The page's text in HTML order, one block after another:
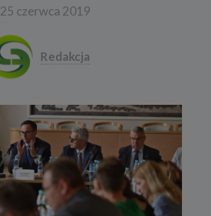
25 czerwca 2019
Redakcja